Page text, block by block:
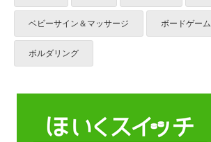
ベビーサイン＆マッサージ ボードゲーム
ボルダリング